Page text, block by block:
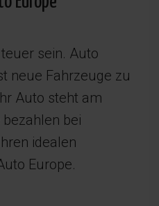
sein. Auto
neue Fahrzeuge zu
Auto steht am
bei
idealen
Europe.